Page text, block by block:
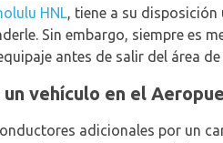
HNL, tiene a su
Sin embargo, siempre es
antes de salir del área
vehículo en el
adicionales por un